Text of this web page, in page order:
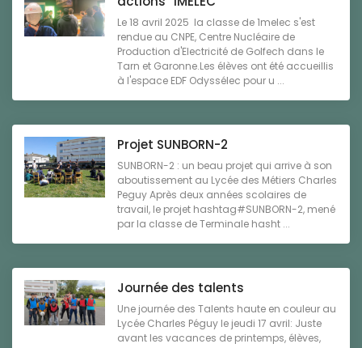
Le 18 avril 2025 la classe de 1melec s'est
rendue au CNPE, Centre Nucléaire de
Production d'Electricité de Golfech dans le
Tarn et Garonne.Les élèves ont été accueillis
à l'espace EDF Odyssélec pour u ...
Projet SUNBORN-2
SUNBORN-2 : un beau projet qui arrive à son
aboutissement au Lycée des Métiers Charles
Peguy Après deux années scolaires de
travail, le projet hashtag#SUNBORN-2, mené
par la classe de Terminale hasht ...
Journée des talents
Une journée des Talents haute en couleur au
Lycée Charles Péguy le jeudi 17 avril: Juste
avant les vacances de printemps, élèves,